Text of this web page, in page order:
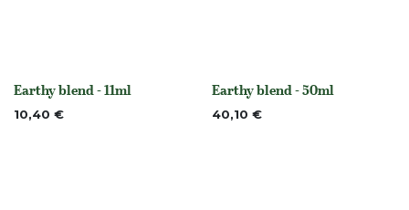
None
Earthy blend - 11ml
10,40 € None
Earthy blend - 50ml
40,10 €